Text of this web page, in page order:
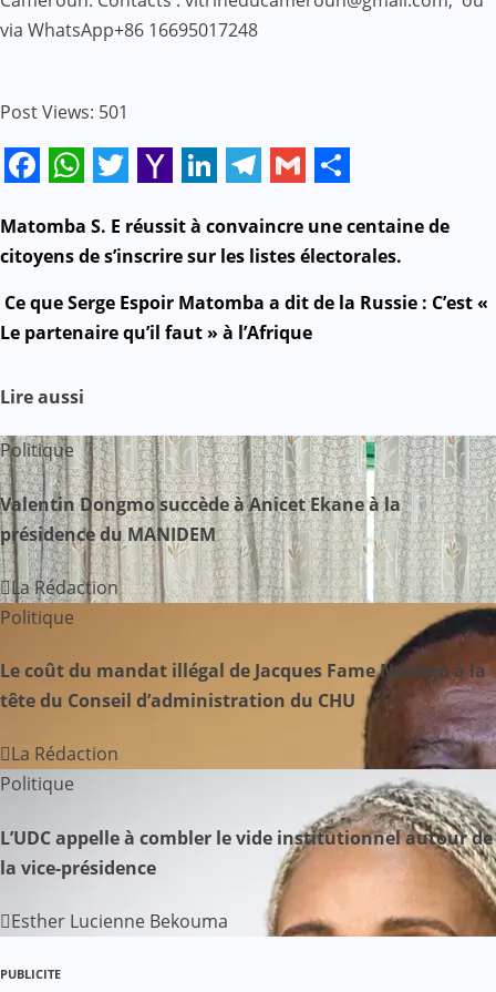
via WhatsApp+86 16695017248
Post Views: 501
Mail
N
v
a
t
i
o
d
e
l
’
a
r
t
Matomba S. E réussit à convaincre une centaine de
citoyens de s’inscrire sur les listes électorales.
Ce que Serge Espoir Matomba a dit de la Russie : C’est «
Le partenaire qu’il faut » à l’Afrique
Lire aussi
Politique
Valentin Dongmo succède à Anicet Ekane à la
présidence du MANIDEM
La Rédaction
Politique
Le coût du mandat illégal de Jacques Fame Ndongo à la
tête du Conseil d’administration du CHU
La Rédaction
Politique
L’UDC appelle à combler le vide institutionnel autour de
la vice-présidence
Esther Lucienne Bekouma
PUBLICITE